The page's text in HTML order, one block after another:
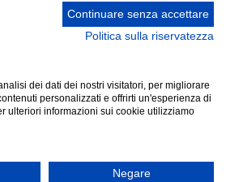
generali e di ricevere le
questo modulo, sei consapevole
che hai fornito verranno trasferite a
conformemente alle loro
ITALIANA GRUPPO
“MARCO LUCHETTA” Corso
(Ts) Telefono 040 370371 Codice
ussi_fvg@hotmail.com IBAN
(cf SRCMRT54L28I904X)
Continuare senza accettare
Politica sulla riservatezza
dei dati dei nostri visitatori, per migliorare
personalizzati e offrirti un'esperienza di
ulteriori informazioni sui cookie utilizziamo
Negare